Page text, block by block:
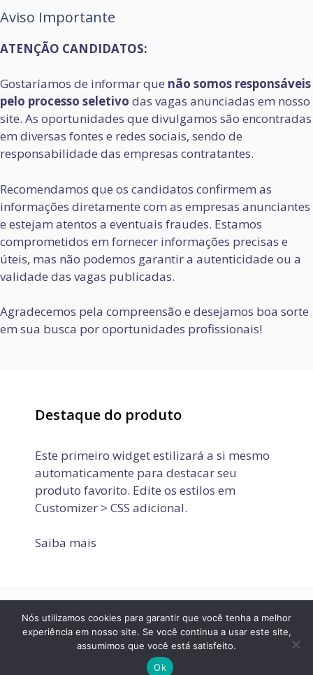
Aviso Importante
ATENÇÃO CANDIDATOS:
Gostaríamos de informar que não somos responsáveis
pelo processo seletivo das vagas anunciadas em nosso
site. As oportunidades que divulgamos são encontradas
em diversas fontes e redes sociais, sendo de
responsabilidade das empresas contratantes.
Recomendamos que os candidatos confirmem as
informações diretamente com as empresas anunciantes
e estejam atentos a eventuais fraudes. Estamos
comprometidos em fornecer informações precisas e
úteis, mas não podemos garantir a autenticidade ou a
validade das vagas publicadas.
Agradecemos pela compreensão e desejamos boa sorte
em sua busca por oportunidades profissionais!
Destaque do produto
Este primeiro widget estilizará a si mesmo
automaticamente para destacar seu
produto favorito. Edite os estilos em
Customizer > CSS adicional.
Saiba mais
Política de Privacidade Termos de Uso
Fale conosco
© 2026 JOVEM APRENDIZ E ESTÁGIO• Built with
GeneratePress
Nós utilizamos cookies para garantir que você tenha a melhor
experiência em nosso site. Se você continua a usar este site,
assumimos que você está satisfeito.
Ok